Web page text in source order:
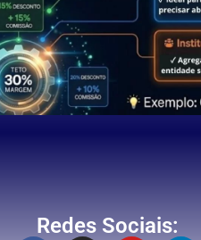
Redes Sociais: